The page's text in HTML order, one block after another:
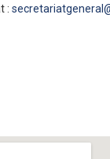
: